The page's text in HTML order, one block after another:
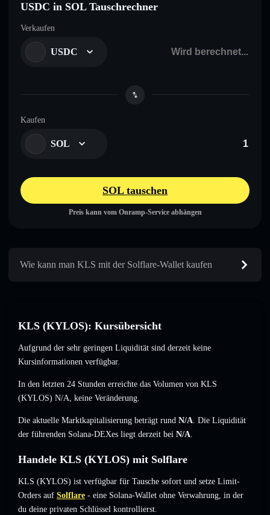
USDC in SOL Tauschrechner
Verkaufen
USDC
Kaufen
SOL
SOL tauschen
Preis kann vom Onramp-Service abhängen
Wie kann man KLS mit der Solflare-Wallet kaufen
KLS (KYLOS): Kursübersicht
Aufgrund der sehr geringen Liquidität sind derzeit keine
Kursinformationen verfügbar.
In den letzten 24 Stunden erreichte das Volumen von KLS
(KYLOS) N/A, keine Veränderung.
Die aktuelle Marktkapitalisierung beträgt rund N/A. Die Liquidität
der führenden Solana-DEXes liegt derzeit bei N/A.
Handele KLS (KYLOS) mit Solflare
KLS (KYLOS) ist verfügbar für Tausche sofort und setze Limit-
Orders auf Solflare - eine Solana-Wallet ohne Verwahrung, in der
du deine privaten Schlüssel kontrollierst.